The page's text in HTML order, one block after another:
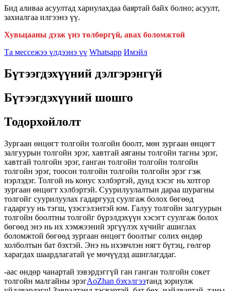
Бид аливаа асуултад хариулахдаа баяртай байх болно; асуулт,
захиалгаа илгээнэ үү.
Хувьцааны дээж үнэ төлбөргүй, авах боломжтой
Та мессежээ үлдээнэ үү Whatsapp Имэйл
Бүтээгдэхүүний дэлгэрэнгүй
Бүтээгдэхүүний шошго
Тодорхойлолт
Зургаан өнцөгт толгойн толгойн боолт, мөн зургаан өнцөгт
залгуурын толгойн эрэг, хавтгай аяганы толгойн тагны эрэг,
хавтгай толгойн эрэг, ганган толгойн толгойн толгойн
толгойн эрэг, тоосон толгойн толгойн толгойн эрэг гэж
нэрлэдэг. Толгой нь конус хэлбэртэй, дунд хэсэг нь хотгор
зургаан өнцөгт хэлбэртэй. Суурилуулалтын дараа шурагны
толгойг суурилуулах гадаргууд суулгаж болох бөгөөд
гадаргуу нь тэгш, үзэсгэлэнтэй юм. Галуу толгойн залгуурын
толгойн боолтны толгойг бүрэлдэхүүн хэсэгт суулгаж болох
бөгөөд энэ нь их хэмжээний эргүүлэх хүчийг ашиглах
боломжтой бөгөөд зургаан өнцөгт боолтыг солих өндөр
холболтын бат бэхтэй. Энэ нь ихэвчлэн нягт бүтэц, гөлгөр
харагдах шаардлагатай үе мөчүүдэд ашиглагддаг.
-аас өндөр чанартай зэвэрдэггүй ган ганган толгойн сокет
толгойн малгайны эрэгAoZhan бэхэлгээтанд зориулж